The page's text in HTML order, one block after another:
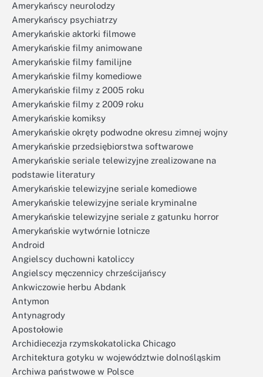
Amerykańscy neurolodzy
Amerykańscy psychiatrzy
Amerykańskie aktorki filmowe
Amerykańskie filmy animowane
Amerykańskie filmy familijne
Amerykańskie filmy komediowe
Amerykańskie filmy z 2005 roku
Amerykańskie filmy z 2009 roku
Amerykańskie komiksy
Amerykańskie okręty podwodne okresu zimnej wojny
Amerykańskie przedsiębiorstwa softwarowe
Amerykańskie seriale telewizyjne zrealizowane na
podstawie literatury
Amerykańskie telewizyjne seriale komediowe
Amerykańskie telewizyjne seriale kryminalne
Amerykańskie telewizyjne seriale z gatunku horror
Amerykańskie wytwórnie lotnicze
Android
Angielscy duchowni katoliccy
Angielscy męczennicy chrześcijańscy
Ankwiczowie herbu Abdank
Antymon
Antynagrody
Apostołowie
Archidiecezja rzymskokatolicka Chicago
Architektura gotyku w województwie dolnośląskim
Archiwa państwowe w Polsce